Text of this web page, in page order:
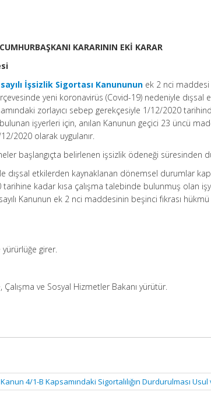
KARARININ EKİ KARAR
İşsizlik Sigortası Kanununun ek 2 nci maddesi
yeni koronavirüs (Covid-19) nedeniyle dışsal
zorlayıcı sebep gerekçesiyle 1/12/2020
işyerleri için, anılan Kanunun geçici 23 üncü
2020 olarak uygulanır.
başlangıçta belirlenen işsizlik ödeneği süresinden
dışsal etkilerden kaynaklanan dönemsel durumlar
kadar kısa çalışma talebinde bulunmuş olan
Kanunun ek 2 nci maddesinin beşinci fıkrası hükmü
yürürlüğe girer.
ve Sosyal Hizmetler Bakanı yürütür.
Kanun 4/1-B Kapsamındaki Sigortalılığın Durdurulması Usul